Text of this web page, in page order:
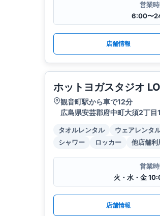
営業
6:00〜
店舗情報
ホットヨガスタジオ
観音町駅から車で12分
広島県安芸郡府中町大須2丁
タオルレンタル ウェアレンタ
シャワー
ロッカー 他店舗利
営業
火・水・金
店舗情報